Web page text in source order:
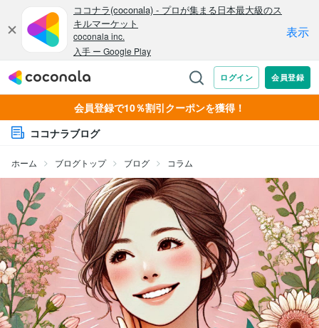
会員登録で10％割引クーポンを獲得！
ココナラブログ
ホーム ブログトップ ブログ コラム